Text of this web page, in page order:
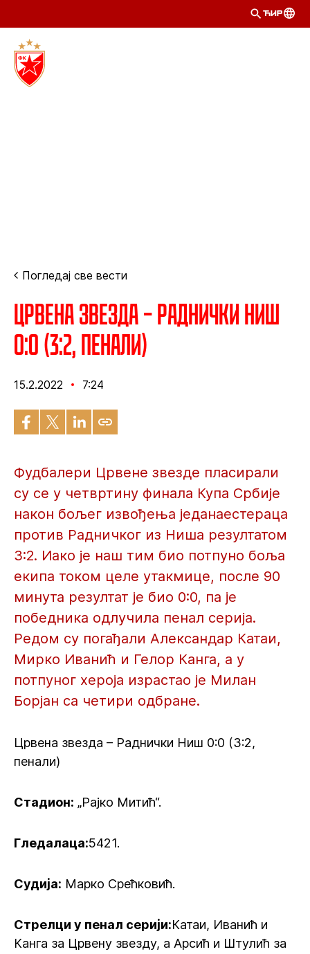
ЋИР
Погледај све вести
Црвена звезда – Раднички Ниш
0:0 (3:2, пенали)
15.2.2022 7:24
Фудбалери Црвене звезде пласирали
су се у четвртину финала Купа Србије
након бољег извођења једанаестераца
против Радничког из Ниша резултатом
3:2. Иако је наш тим био потпуно боља
екипа током целе утакмице, после 90
минута резултат је био 0:0, па је
победника одлучила пенал серија.
Редом су погађали Александар Катаи,
Мирко Иванић и Гелор Канга, а у
потпуног хероја израстао је Милан
Борјан са четири одбране.
Црвена звезда – Раднички Ниш 0:0 (3:2,
пенали)
Стадион: „Рајко Митић“.
Гледалаца:5421.
Судија: Марко Срећковић.
Стрелци у пенал серији:Катаи, Иванић и
Канга за Црвену звезду, а Арсић и Штулић за